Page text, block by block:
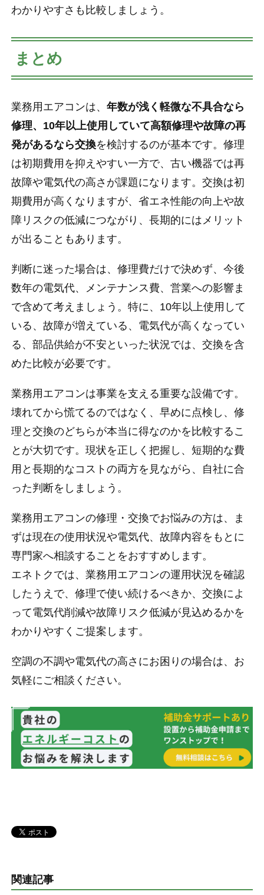
わかりやすさも比較しましょう。
まとめ
業務用エアコンは、年数が浅く軽微な不具合なら
修理、10年以上使用していて高額修理や故障の再
発があるなら交換を検討するのが基本です。修理
は初期費用を抑えやすい一方で、古い機器では再
故障や電気代の高さが課題になります。交換は初
期費用が高くなりますが、省エネ性能の向上や故
障リスクの低減につながり、長期的にはメリット
が出ることもあります。
判断に迷った場合は、修理費だけで決めず、今後
数年の電気代、メンテナンス費、営業への影響ま
で含めて考えましょう。特に、10年以上使用して
いる、故障が増えている、電気代が高くなってい
る、部品供給が不安といった状況では、交換を含
めた比較が必要です。
業務用エアコンは事業を支える重要な設備です。
壊れてから慌てるのではなく、早めに点検し、修
理と交換のどちらが本当に得なのかを比較するこ
とが大切です。現状を正しく把握し、短期的な費
用と長期的なコストの両方を見ながら、自社に合
った判断をしましょう。
業務用エアコンの修理・交換でお悩みの方は、ま
ずは現在の使用状況や電気代、故障内容をもとに
専門家へ相談することをおすすめします。
エネトクでは、業務用エアコンの運用状況を確認
したうえで、修理で使い続けるべきか、交換によ
って電気代削減や故障リスク低減が見込めるかを
わかりやすくご提案します。
空調の不調や電気代の高さにお困りの場合は、お
気軽にご相談ください。
関連記事